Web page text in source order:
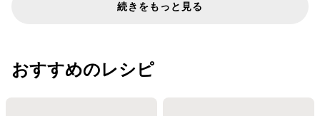
続きをもっと見る
おすすめのレシピ